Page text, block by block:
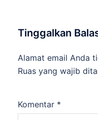
Tinggalkan
Alamat email Anda
Ruas yang wajib
Komentar *